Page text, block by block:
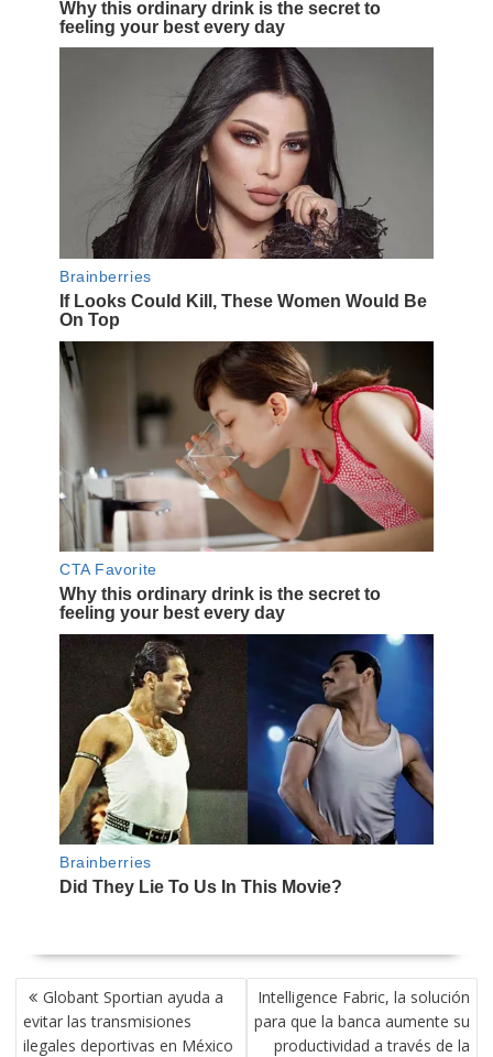
NAVEGACIÓN
DE
ENTRADAS
Globant Sportian ayuda a
evitar las transmisiones
ilegales deportivas en México
Intelligence Fabric, la solución
para que la banca aumente su
productividad a través de la